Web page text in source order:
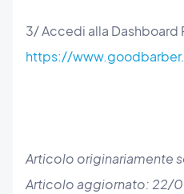
3/ Accedi alla Dashboard
https://
Articolo originariamente
Articolo aggiornato: 22/